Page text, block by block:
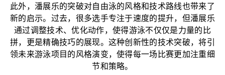
此外，潘展乐的突破对自由泳的风格和技术路线也带来了
新的启示。过去，很多选手专注于速度的提升，但潘展乐
通过调整技术、优化动作，使得游泳不仅仅是力量的比
拼，更是精确技巧的展现。这种创新性的技术突破，将引
领未来游泳项目的风格演变，使得每一场比赛更加注重细
节和策略。